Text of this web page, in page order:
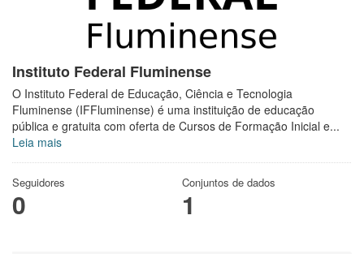
Instituto Federal Fluminense
O Instituto Federal de Educação, Ciência e Tecnologia
Fluminense (IFFluminense) é uma instituição de educação
pública e gratuita com oferta de Cursos de Formação Inicial e...
Leia mais
Seguidores
0
Conjuntos de dados
1